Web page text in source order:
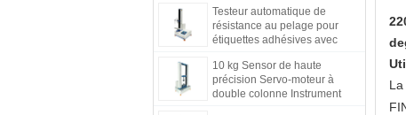
Testeur automatique de
résistance au pelage pour
étiquettes adhésives avec
PC
10 kg Sensor de haute
précision Servo-moteur à
double colonne Instrument